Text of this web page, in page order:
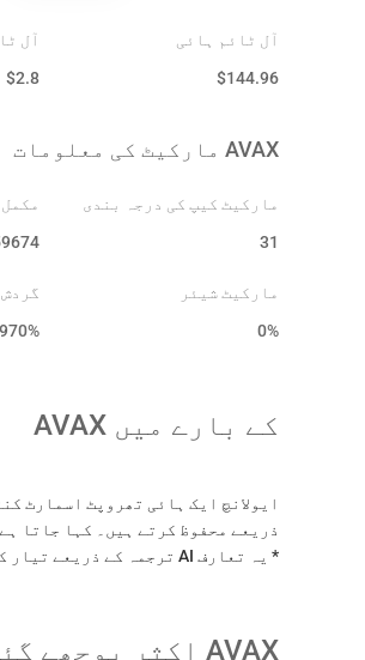
آل ٹائم ہائی
$144.96
آل
$2.8
AVAX مارکیٹ کی معلومات
مارکیٹ کیپ کی درجہ بندی
31
مارکیٹ شیئر
0%
%
کے بارے میں AVAX
ایولانچ ایک ہائی تھروپٹ اسمارٹ
* یہ تعارف AI ترجمہ کے ذریعے تیار کیا گیا ہے اور صرف حوالہ کے لیے ہے۔
AVAX اکثر پوچھے